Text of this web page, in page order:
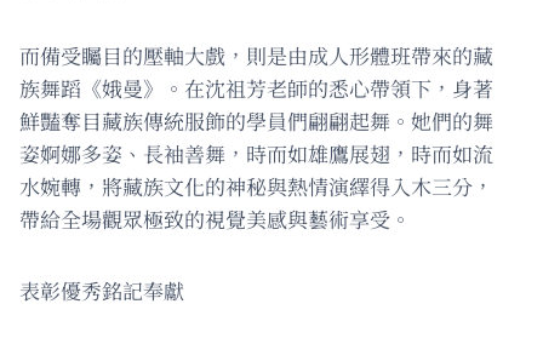
而備受矚目的壓軸大戲，則是由成人形體班帶來的藏
族舞蹈《娥曼》。在沈祖芳老師的悉心帶領下，身著
鮮豔奪目藏族傳統服飾的學員們翩翩起舞。她們的舞
姿婀娜多姿、長袖善舞，時而如雄鷹展翅，時而如流
水婉轉，將藏族文化的神秘與熱情演繹得入木三分，
帶給全場觀眾極致的視覺美感與藝術享受。
表彰優秀銘記奉獻